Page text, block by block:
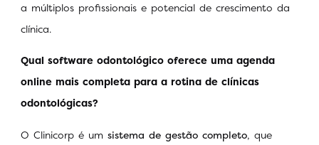
a múltiplos profissionais e potencial de crescimento da
clínica.
Qual software odontológico oferece uma agenda
online mais completa para a rotina de clínicas
odontológicas?
O Clinicorp é um sistema de gestão completo, que